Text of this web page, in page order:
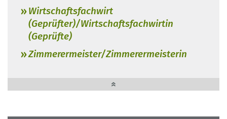
Wirtschaftsfachwirt
(Geprüfter)/Wirtschaftsfachwirtin
(Geprüfte)
Zimmerermeister/Zimmerermeisterin